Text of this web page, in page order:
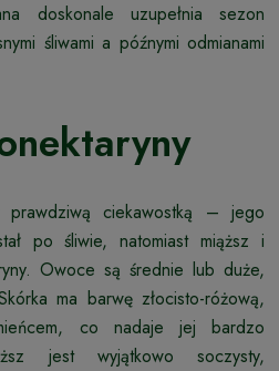
doskonale uzupełnia sezon
śliwami a późnymi odmianami
prawdziwą ciekawostką – jego
po śliwie, natomiast miąższ i
Owoce są średnie lub duże,
ma barwę złocisto-różową,
co nadaje jej bardzo
jest wyjątkowo soczysty,